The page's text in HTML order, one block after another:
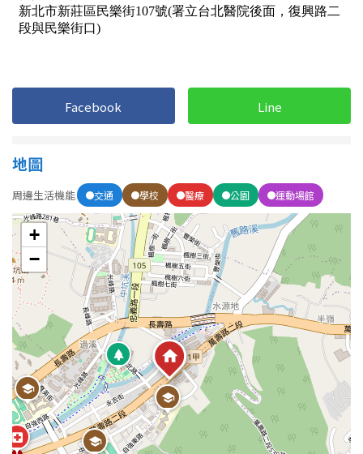
5-10 年 10-20 年
40 年以上
售價
Facebook Line
地圖
周邊生活機能 交通 學校 醫療 公園 運動場館
+
−